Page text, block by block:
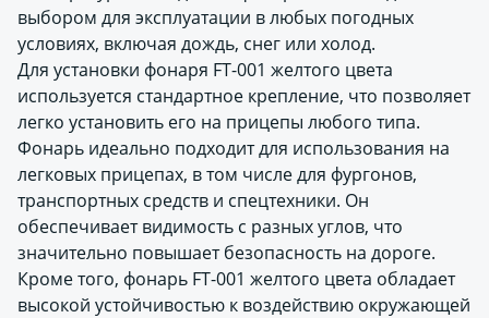
выбором для эксплуатации в любых погодных
условиях, включая дождь, снег или холод.
Для установки фонаря FT-001 желтого цвета
используется стандартное крепление, что позволяет
легко установить его на прицепы любого типа.
Фонарь идеально подходит для использования на
легковых прицепах, в том числе для фургонов,
транспортных средств и спецтехники. Он
обеспечивает видимость с разных углов, что
значительно повышает безопасность на дороге.
Кроме того, фонарь FT-001 желтого цвета обладает
высокой устойчивостью к воздействию окружающей